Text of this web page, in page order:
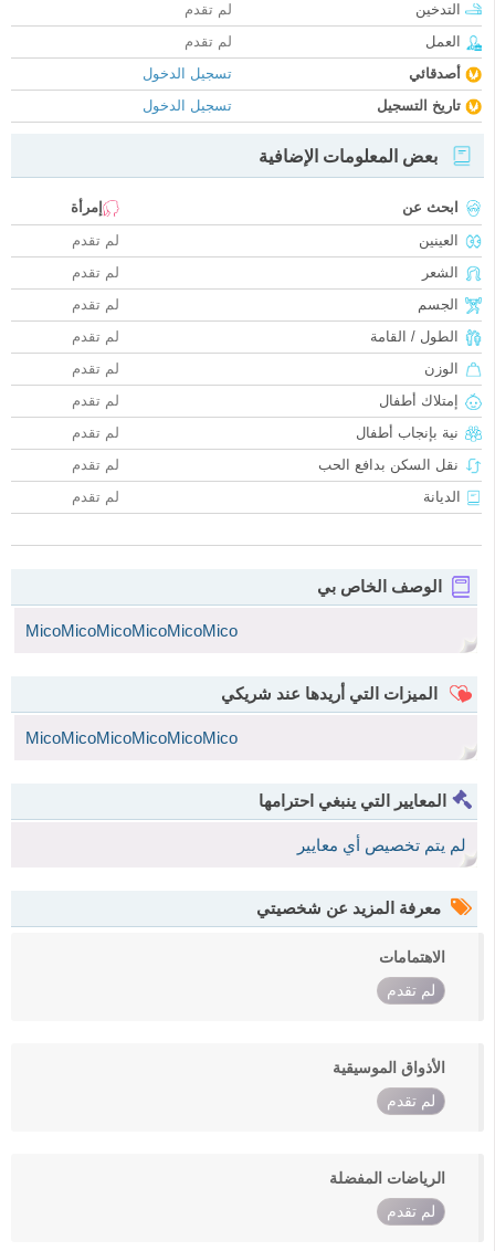
التدخين
لم تقدم
العمل
لم تقدم
أصدقائي
تسجيل الدخول
تاريخ التسجيل
تسجيل الدخول
بعض المعلومات الإضافية
ابحث عن
إمرأة
العينين
لم تقدم
الشعر
لم تقدم
الجسم
لم تقدم
الطول / القامة
لم تقدم
الوزن
لم تقدم
إمتلاك أطفال
لم تقدم
نية بإنجاب أطفال
لم تقدم
نقل السكن بدافع الحب
لم تقدم
الديانة
لم تقدم
الوصف الخاص بي
MicoMicoMicoMicoMicoMico
الميزات التي أريدها عند شريكي
MicoMicoMicoMicoMicoMico
المعايير التي ينبغي احترامها
لم يتم تخصيص أي معايير
معرفة المزيد عن شخصيتي
الاهتمامات
لم تقدم
الأذواق الموسيقية
لم تقدم
الرياضات المفضلة
لم تقدم